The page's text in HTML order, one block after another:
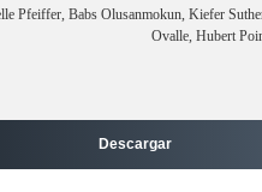
Pfeiffer, Babs Olusanmokun, Kiefer
Ovalle, Hubert
Descargar